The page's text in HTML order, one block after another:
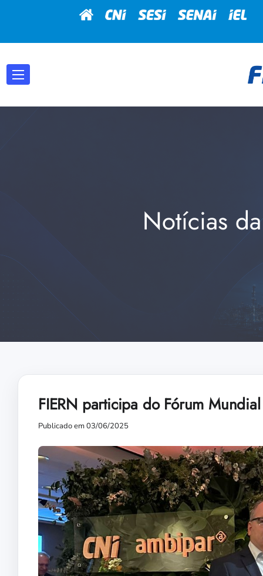
Notícias
FIERN participa do Fórum
Publicado em 03/06/2025